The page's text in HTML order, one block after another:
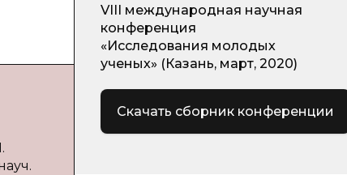
VIII международная научная
конференция
«Исследования молодых
ученых» (Казань, март, 2020)
Скачать сборник конференции